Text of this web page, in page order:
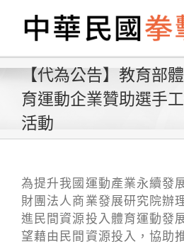
content
【代為公告】教育部
育運動企業贊助選手
活動
為提升我國運動產業永續發
財團法人商業發展研究院辦
進民間資源投入體育運動發
望藉由民間資源投入，協助